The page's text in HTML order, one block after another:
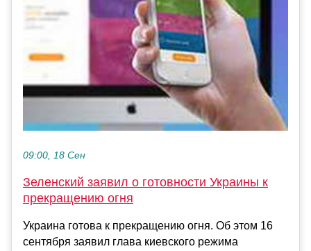
09:00, 18 Сен
Зеленский заявил о готовности Украины к
прекращению огня
Украина готова к прекращению огня. Об этом 16
сентября заявил глава киевского режима